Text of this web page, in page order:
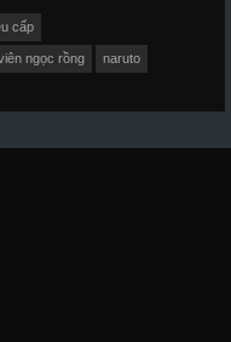
cấp
ngọc rồng naruto